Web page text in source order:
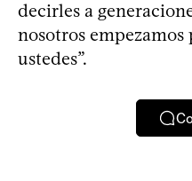
decirles a
nosotros empezamos
ustedes”.